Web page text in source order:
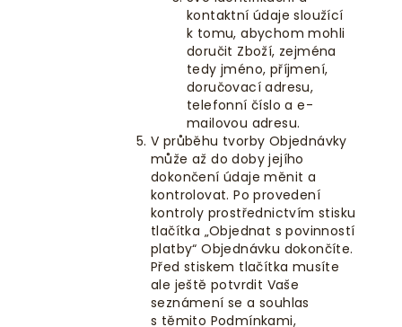
kontaktní údaje sloužící
k tomu, abychom mohli
doručit Zboží, zejména
tedy jméno, příjmení,
doručovací adresu,
telefonní číslo a e-
mailovou adresu.
V průběhu tvorby Objednávky
může až do doby jejího
dokončení údaje měnit a
kontrolovat. Po provedení
kontroly prostřednictvím stisku
tlačítka „Objednat s povinností
platby“ Objednávku dokončíte.
Před stiskem tlačítka musíte
ale ještě potvrdit Vaše
seznámení se a souhlas
s těmito Podmínkami,